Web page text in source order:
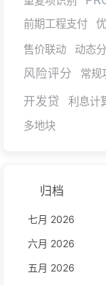
前期工程支付
售价联动 动态
风险评分
常规
开发贷 利息计
多地块
归档
七月 2026
六月 2026
五月 2026